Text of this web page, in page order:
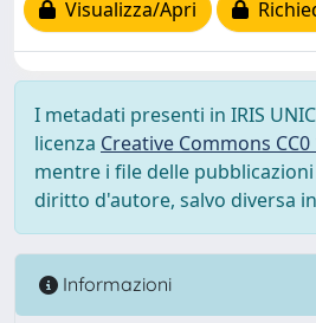
Visualizza/Apri
I metadati presenti in IRIS
licenza Creative Commons
mentre i file delle
diritto d'autore, salvo diversa
Informazioni